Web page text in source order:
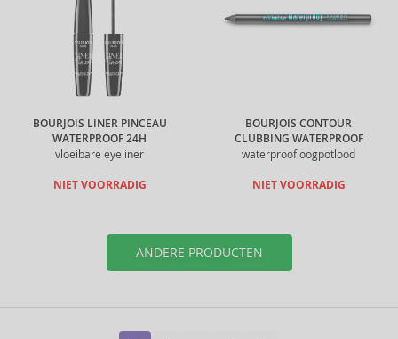
BOURJOIS LINER PINCEAU
WATERPROOF 24H
vloeibare eyeliner
NIET VOORRADIG
BOURJOIS CONTOUR
CLUBBING WATERPROOF
waterproof oogpotlood
NIET VOORRADIG
ANDERE PRODUCTEN